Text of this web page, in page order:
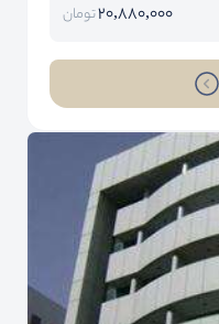
20,880,000تومان